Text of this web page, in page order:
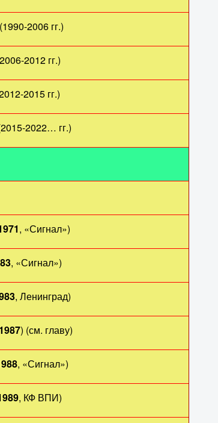
2006 гг.)
2012 гг.)
2015 гг.)
2022… гг.)
, «Сигнал»)
, «Сигнал»)
, Ленинград)
1987) (см. главу)
, «Сигнал»)
, КФ ВПИ)